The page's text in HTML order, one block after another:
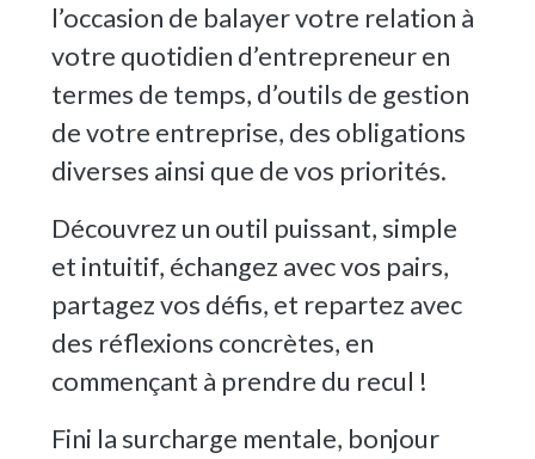
l’occasion de balayer votre relation à
votre quotidien d’entrepreneur en
termes de temps, d’outils de gestion
de votre entreprise, des obligations
diverses ainsi que de vos priorités.
Découvrez un outil puissant, simple
et intuitif, échangez avec vos pairs,
partagez vos défis, et repartez avec
des réflexions concrètes, en
commençant à prendre du recul !
Fini la surcharge mentale, bonjour